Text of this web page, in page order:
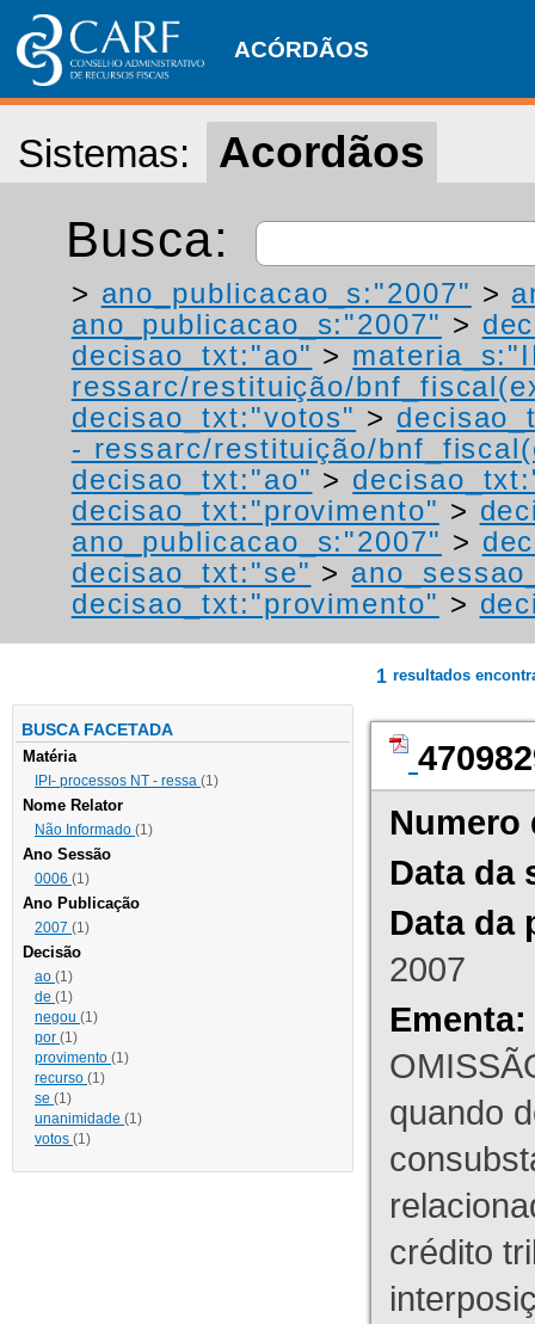
ACÓRDÃOS
Sistemas: Acordãos
Busca:
> ano_publicacao_s:"2007" >
ano_publicacao_s:"2007" >
decisao_txt:"ao" >
ressarc/restituição/
decisao_txt:"votos" >
- ressarc/restituição/
decisao_txt:"ao" >
decisao_txt:"provimento" >
ano_publicacao_s:"2007" >
decisao_txt:"se" >
decisao_txt:"provimento" >
BUSCA FACETADA
Matéria
IPI- processos NT - ressa (1)
Nome Relator
Não Informado (1)
Ano Sessão
0006 (1)
Ano Publicação
2007 (1)
Decisão
ao (1)
de (1)
negou (1)
por (1)
provimento (1)
recurso (1)
se (1)
unanimidade (1)
votos (1)
1 resultados
Numero
Data da
Data da
2007
Ementa:
quando
crédito